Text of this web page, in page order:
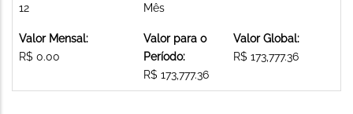
12
Mês
Valor Mensal:
R$ 0.00
Valor para o
Período:
R$ 173,777.36
Valor Global:
R$ 173,777.36